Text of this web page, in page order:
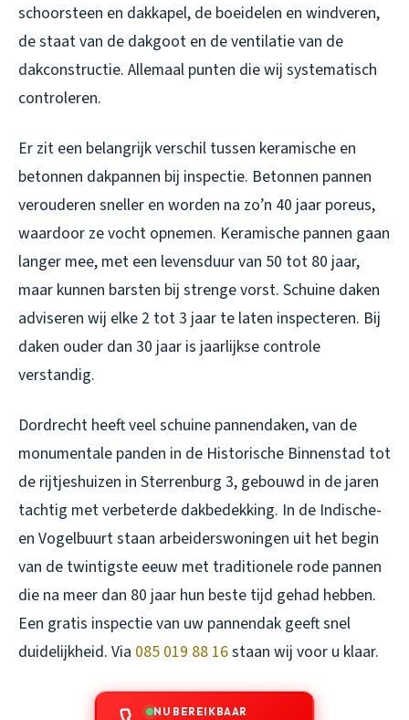
schoorsteen en dakkapel, de boeidelen en windveren,
de staat van de dakgoot en de ventilatie van de
dakconstructie. Allemaal punten die wij systematisch
controleren.
Er zit een belangrijk verschil tussen keramische en
betonnen dakpannen bij inspectie. Betonnen pannen
verouderen sneller en worden na zo’n 40 jaar poreus,
waardoor ze vocht opnemen. Keramische pannen gaan
langer mee, met een levensduur van 50 tot 80 jaar,
maar kunnen barsten bij strenge vorst. Schuine daken
adviseren wij elke 2 tot 3 jaar te laten inspecteren. Bij
daken ouder dan 30 jaar is jaarlijkse controle
verstandig.
Dordrecht heeft veel schuine pannendaken, van de
monumentale panden in de Historische Binnenstad tot
de rijtjeshuizen in Sterrenburg 3, gebouwd in de jaren
tachtig met verbeterde dakbedekking. In de Indische-
en Vogelbuurt staan arbeiderswoningen uit het begin
van de twintigste eeuw met traditionele rode pannen
die na meer dan 80 jaar hun beste tijd gehad hebben.
Een gratis inspectie van uw pannendak geeft snel
duidelijkheid. Via 085 019 88 16staan wij voor u klaar.
NU BEREIKBAAR